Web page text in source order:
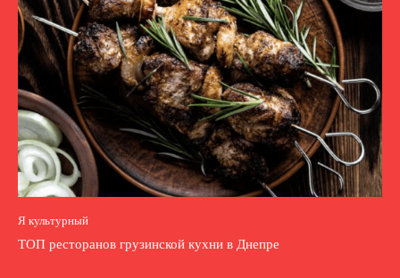
Я культурный
ТОП ресторанов грузинской кухни в Днепре